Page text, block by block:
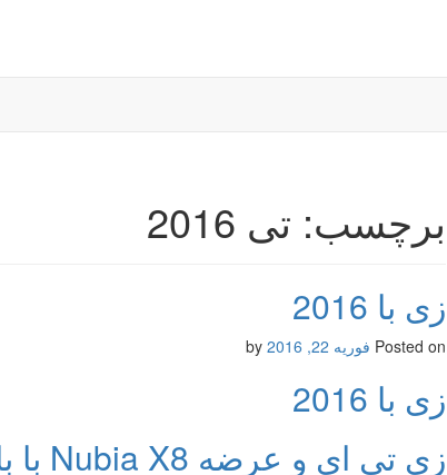
برچسب: تی 2016
زی با 2016
Posted on فوریه 22, 2016
زی با 2016